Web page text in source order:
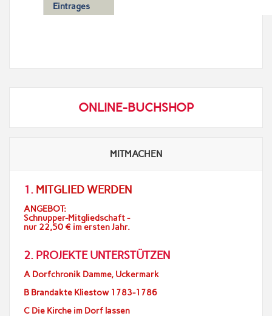
Eintrages
ONLINE-BUCHSHOP
MITMACHEN
1. MITGLIED WERDEN
ANGEBOT:
Schnupper-Mitgliedschaft -
nur 22,50 € im ersten Jahr.
2. PROJEKTE UNTERSTÜTZEN
A Dorfchronik Damme, Uckermark
B Brandakte Kliestow 1783-1786
C Die Kirche im Dorf lassen